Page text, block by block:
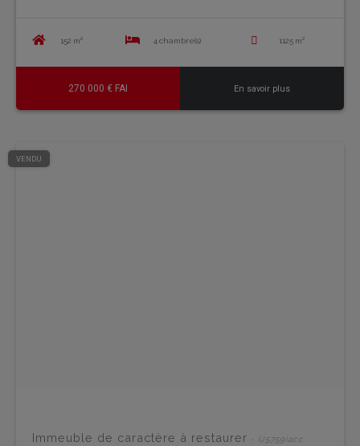
152 m² 4 chambre(s) 1125 m²
270 000 € FAI En savoir plus
VENDU
Immeuble de caractère à restaurer - U5759iacc